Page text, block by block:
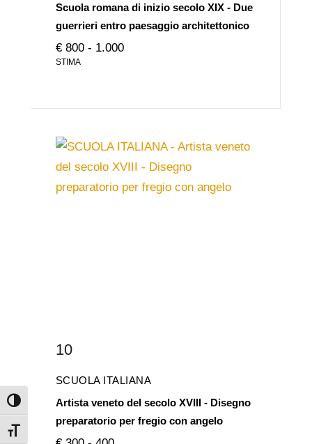
Attiva/disattiva alto contrasto
Attiva/disattiva dimensione testo
Scuola romana di inizio secolo XIX - Due
guerrieri entro paesaggio architettonico
€ 800 - 1.000
STIMA
10
SCUOLA ITALIANA
Artista veneto del secolo XVIII - Disegno
preparatorio per fregio con angelo